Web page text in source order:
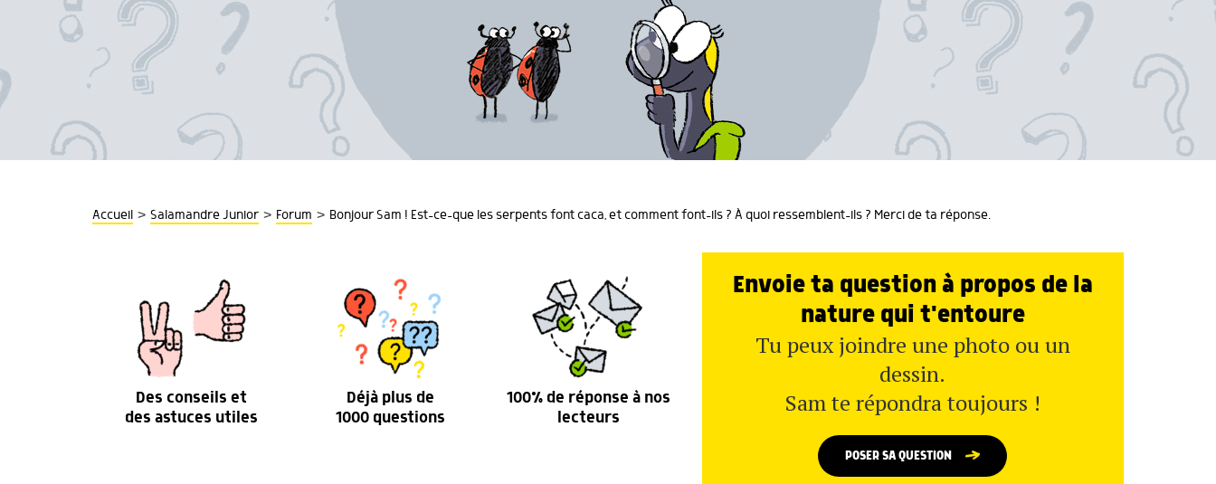
Accueil > Salamandre Junior > Forum > Bonjour Sam ! Est-ce-que les serpents font caca, et comment font-ils ? À quoi ressemblent-ils ? Merci de ta réponse.
Des conseils et
des astuces utiles
Déjà plus de
1000 questions
100% de réponse à nos
lecteurs
Envoie ta question à propos de la
nature qui t'entoure
Tu peux joindre une photo ou un
dessin.
Sam te répondra toujours !
POSER SA QUESTION